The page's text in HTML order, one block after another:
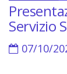
Servizio
07/10/